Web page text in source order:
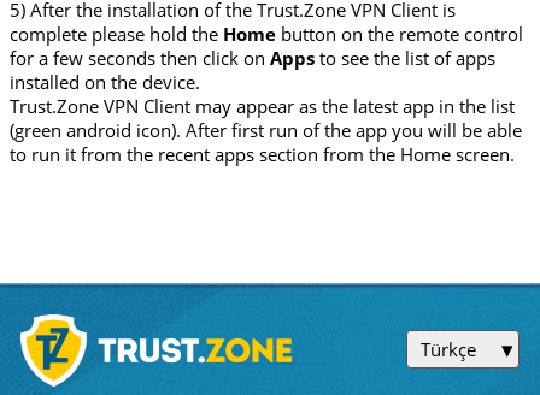
5) After the installation of the Trust.Zone VPN Client is
complete please hold the Homebutton on the remote control
for a few seconds then click on Appsto see the list of apps
installed on the device.
Trust.Zone VPN Client may appear as the latest app in the list
(green android icon). After first run of the app you will be able
to run it from the recent apps section from the Home screen.
Türkçe